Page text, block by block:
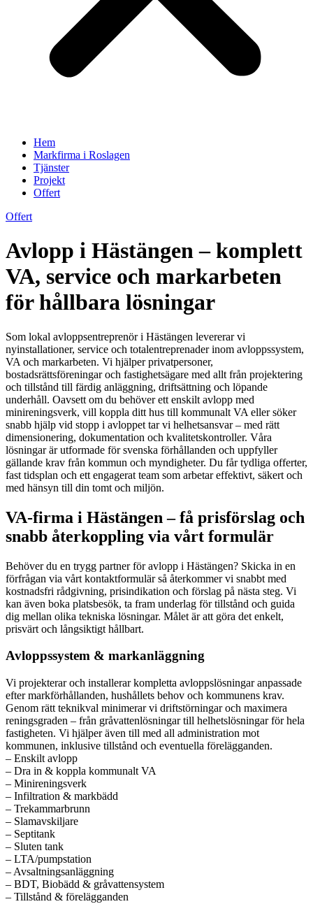
Hem
Markfirma i Roslagen
Tjänster
Projekt
Offert
Offert
Avlopp i Hästängen – komplett
VA, service och markarbeten
för hållbara lösningar
Som lokal avloppsentreprenör i Hästängen levererar vi
nyinstallationer, service och totalentreprenader inom avloppssystem,
VA och markarbeten. Vi hjälper privatpersoner,
bostadsrättsföreningar och fastighetsägare med allt från projektering
och tillstånd till färdig anläggning, driftsättning och löpande
underhåll. Oavsett om du behöver ett enskilt avlopp med
minireningsverk, vill koppla ditt hus till kommunalt VA eller söker
snabb hjälp vid stopp i avloppet tar vi helhetsansvar – med rätt
dimensionering, dokumentation och kvalitetskontroller. Våra
lösningar är utformade för svenska förhållanden och uppfyller
gällande krav från kommun och myndigheter. Du får tydliga offerter,
fast tidsplan och ett engagerat team som arbetar effektivt, säkert och
med hänsyn till din tomt och miljön.
VA-firma i Hästängen – få prisförslag och
snabb återkoppling via vårt formulär
Behöver du en trygg partner för avlopp i Hästängen? Skicka in en
förfrågan via vårt kontaktformulär så återkommer vi snabbt med
kostnadsfri rådgivning, prisindikation och förslag på nästa steg. Vi
kan även boka platsbesök, ta fram underlag för tillstånd och guida
dig mellan olika tekniska lösningar. Målet är att göra det enkelt,
prisvärt och långsiktigt hållbart.
Avloppssystem & markanläggning
Vi projekterar och installerar kompletta avloppslösningar anpassade
efter markförhållanden, hushållets behov och kommunens krav.
Genom rätt teknikval minimerar vi driftstörningar och maximera
reningsgraden – från gråvattenlösningar till helhetslösningar för hela
fastigheten. Vi hjälper även till med all administration mot
kommunen, inklusive tillstånd och eventuella förelägganden.
– Enskilt avlopp
– Dra in & koppla kommunalt VA
– Minireningsverk
– Infiltration & markbädd
– Trekammarbrunn
– Slamavskiljare
– Septitank
– Sluten tank
– LTA/pumpstation
– Avsaltningsanläggning
– BDT, Biobädd & gråvattensystem
– Tillstånd & förelägganden